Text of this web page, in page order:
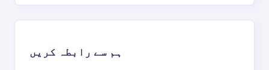
ہم سے رابطہ کریں